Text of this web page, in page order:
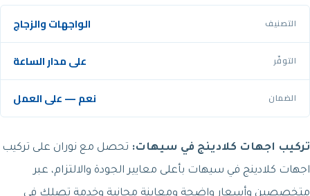
التصنيف الواجهات والزجاج
التوفّر على مدار الساعة
الضمان نعم — على العمل
تركيب اجهات كلادينج في سيهات: تحصل مع نوران على تركيب
اجهات كلادينج في سيهات بأعلى معايير الجودة والالتزام، عبر
متخصصين وأسعار واضحة ومعاينة مجانية وخدمة تصلك في